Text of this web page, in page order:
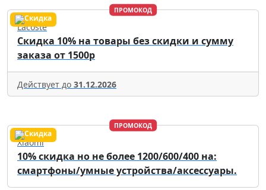
ПРОМОКОД
Lacoste
Скидка 10% на товары без скидки и сумму
заказа от 1500р
Действует до 31.12.2026
ПРОМОКОД
Xiaomi
10% скидка но не более 1200/600/400 на:
смартфоны/умные устройства/аксессуары.